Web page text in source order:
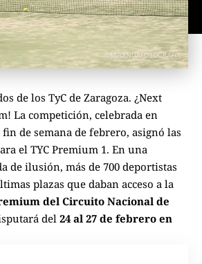
de los TyC de Zaragoza. ¿Next
La competición, celebrada en
de semana de febrero, asignó las
el TYC Premium 1. En una
de ilusión, más de 700 deportistas
plazas que daban acceso a la
del Circuito Nacional de
del 24 al 27 de febrero en